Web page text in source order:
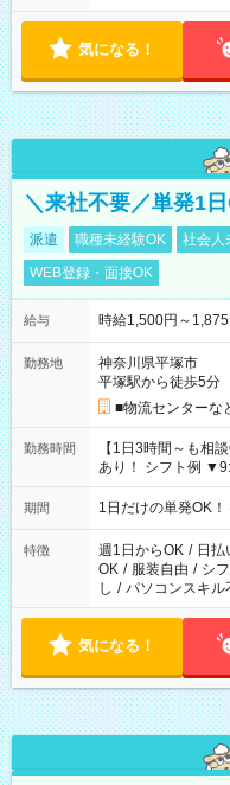
気になる！
＼来社不要／単発1
派遣 職種未経験OK 社会人
WEB登録・面接OK
給与 時給1,500円～1,875
勤務地
神奈川県平塚市
平塚駅から徒歩5分
■物流センター
勤務時間
【1日3時間～も相
あり！ シフト例
▼18:00～21:00
期間 1日だけの単発OK
特徴 週1日からOK / 日払
OK / 服装自由 / シ
し / パソコンスキル
気になる！